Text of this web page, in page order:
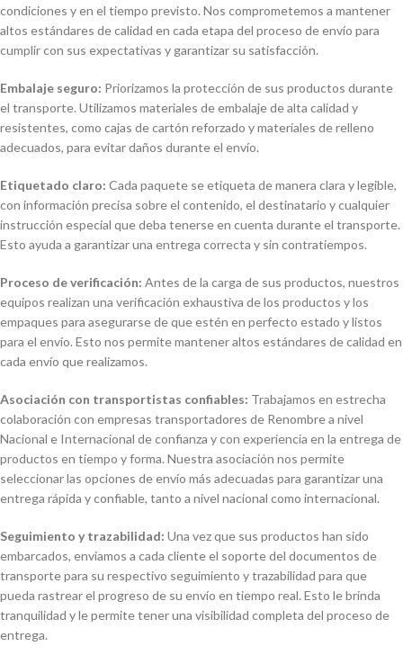
condiciones y en el tiempo previsto. Nos comprometemos a mantener
altos estándares de calidad en cada etapa del proceso de envío para
cumplir con sus expectativas y garantizar su satisfacción.
Embalaje seguro: Priorizamos la protección de sus productos durante
el transporte. Utilizamos materiales de embalaje de alta calidad y
resistentes, como cajas de cartón reforzado y materiales de relleno
adecuados, para evitar daños durante el envío.
Etiquetado claro: Cada paquete se etiqueta de manera clara y legible,
con información precisa sobre el contenido, el destinatario y cualquier
instrucción especial que deba tenerse en cuenta durante el transporte.
Esto ayuda a garantizar una entrega correcta y sin contratiempos.
Proceso de verificación: Antes de la carga de sus productos, nuestros
equipos realizan una verificación exhaustiva de los productos y los
empaques para asegurarse de que estén en perfecto estado y listos
para el envío. Esto nos permite mantener altos estándares de calidad en
cada envío que realizamos.
Asociación con transportistas confiables: Trabajamos en estrecha
colaboración con empresas transportadores de Renombre a nivel
Nacional e Internacional de confianza y con experiencia en la entrega de
productos en tiempo y forma. Nuestra asociación nos permite
seleccionar las opciones de envío más adecuadas para garantizar una
entrega rápida y confiable, tanto a nivel nacional como internacional.
Seguimiento y trazabilidad: Una vez que sus productos han sido
embarcados, enviamos a cada cliente el soporte del documentos de
transporte para su respectivo seguimiento y trazabilidad para que
pueda rastrear el progreso de su envío en tiempo real. Esto le brinda
tranquilidad y le permite tener una visibilidad completa del proceso de
entrega.